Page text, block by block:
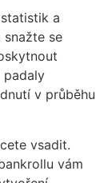
a
se
padaly
v průběhu
vsadit.
vám